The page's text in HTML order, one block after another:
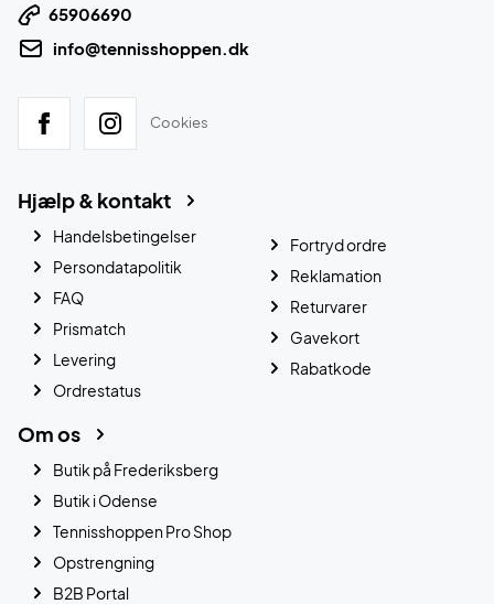
65906690
info@tennisshoppen.dk
Cookies
Hjælp & kontakt
Handelsbetingelser
Persondatapolitik
FAQ
Prismatch
Levering
Ordrestatus
Fortryd ordre
Reklamation
Returvarer
Gavekort
Rabatkode
Om os
Butik på Frederiksberg
Butik i Odense
Tennisshoppen Pro Shop
Opstrengning
B2B Portal